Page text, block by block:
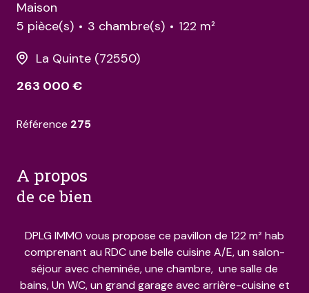
Maison
5 pièce(s)
3 chambre(s)
122 m²
La Quinte (72550)
263 000 €
Référence 275
a propos
de ce bien
DPLG IMMO vous propose ce pavillon de 122 m² hab
comprenant au RDC une belle cuisine A/E, un salon-
séjour avec cheminée, une chambre, une salle de
bains, Un WC, un grand garage avec arrière-cuisine et